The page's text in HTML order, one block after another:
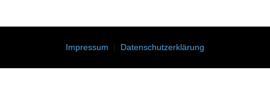
Impressum Datenschutzerklärung